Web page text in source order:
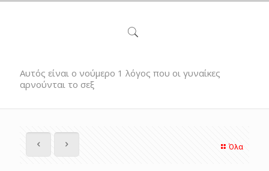
Αυτός είναι ο νούμερο 1 λόγος που οι γυναίκες
αρνούνται το σεξ
Όλα